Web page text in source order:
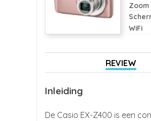
Zoom
WiFi
REVIEW
Inleiding
De Casio EX-Z400 is een